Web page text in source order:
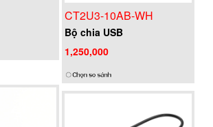
CT2U3-10AB-WH
Bộ chia USB
1,250,000